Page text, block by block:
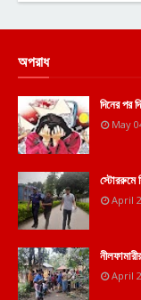
অপরাধ
দিনের পর
May
স্টোররুমে
April
April